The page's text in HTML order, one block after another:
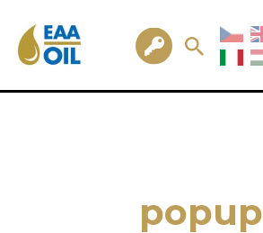
popup